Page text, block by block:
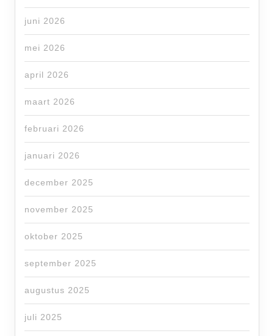
juni 2026
mei 2026
april 2026
maart 2026
februari 2026
januari 2026
december 2025
november 2025
oktober 2025
september 2025
augustus 2025
juli 2025